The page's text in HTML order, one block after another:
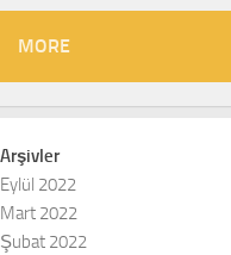
MORE
Arşivler
Eylül 2022
Mart 2022
Şubat 2022